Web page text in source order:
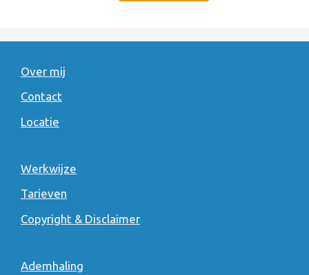
Over mij
Contact
Locatie
Werkwijze
Tarieven
Copyright & Disclaimer
Ademhaling